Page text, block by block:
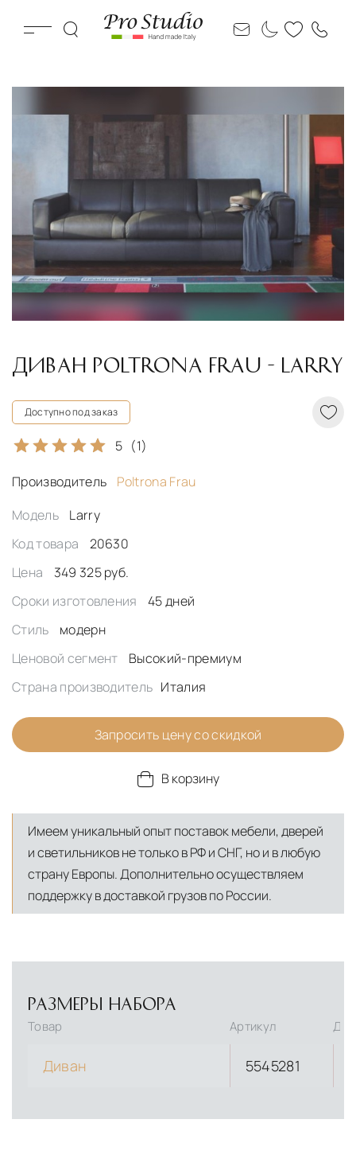
ДИВАН POLTRONA FRAU - LARRY
Доступно под заказ
5 (1)
Производитель
Poltrona Frau
Модель
Larry
Код товара
20630
Цена
349 325 руб.
Сроки изготовления
45 дней
Стиль
модерн
Ценовой сегмент
Высокий-премиум
Страна производитель Италия
Запросить цену со скидкой
В корзину
Имеем уникальный опыт поставок мебели, дверей
и светильников не только в РФ и СНГ, но и в любую
страну Европы. Дополнительно осуществляем
поддержку в доставкой грузов по России.
РАЗМЕРЫ НАБОРА
Товар Артикул
Диван 5545281